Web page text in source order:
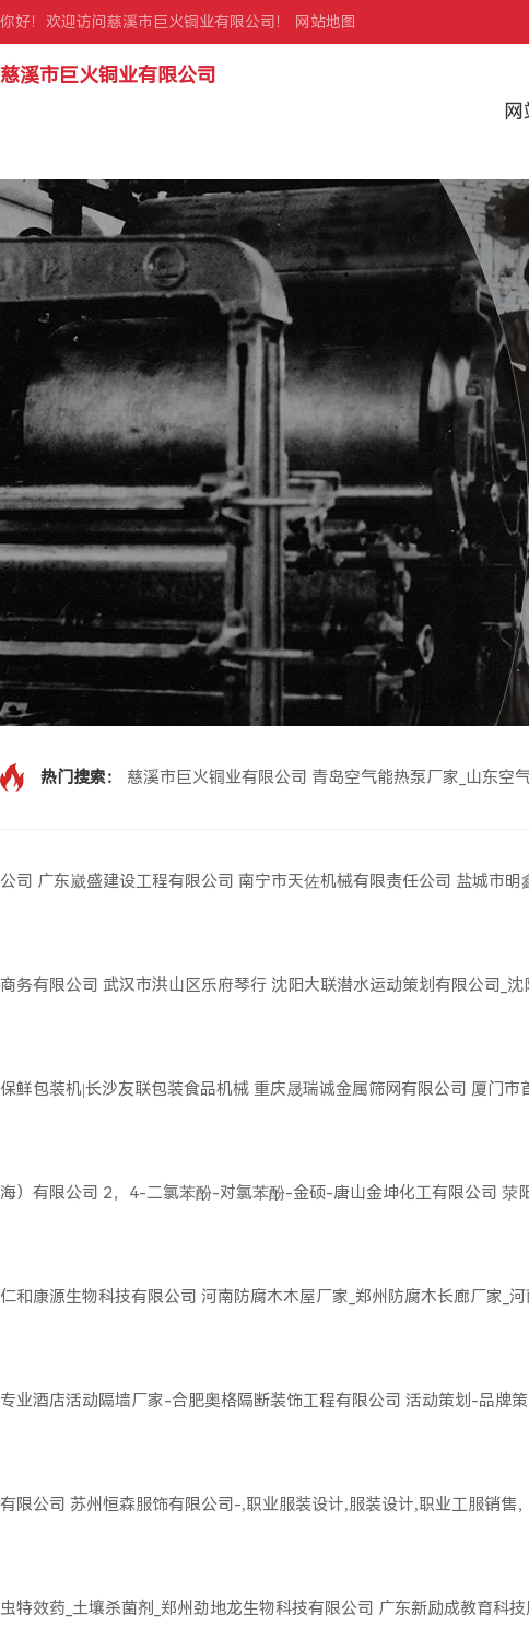
你好！欢迎访问慈溪市巨火铜业有限公司！ 网站地图
慈溪市巨火铜业有限公司
热门搜索： 慈溪市巨火铜业有限公司 青岛空气能热泵厂家_山东空
公司 广东崴盛建设工程有限公司 南宁市天佐机械有限责任公司 盐城市明
商务有限公司 武汉市洪山区乐府琴行 沈阳大联潜水运动策划有限公司_
保鲜包装机|长沙友联包装食品机械 重庆晟瑞诚金属筛网有限公司 厦门市
海）有限公司 2，4-二氯苯酚-对氯苯酚-金硕-唐山金坤化工有限公司 荥
仁和康源生物科技有限公司 河南防腐木木屋厂家_郑州防腐木长廊厂家_
专业酒店活动隔墙厂家-合肥奥格隔断装饰工程有限公司 活动策划-品牌
有限公司 苏州恒森服饰有限公司-,职业服装设计,服装设计,职业工服销售
虫特效药_土壤杀菌剂_郑州劲地龙生物科技有限公司 广东新励成教育科